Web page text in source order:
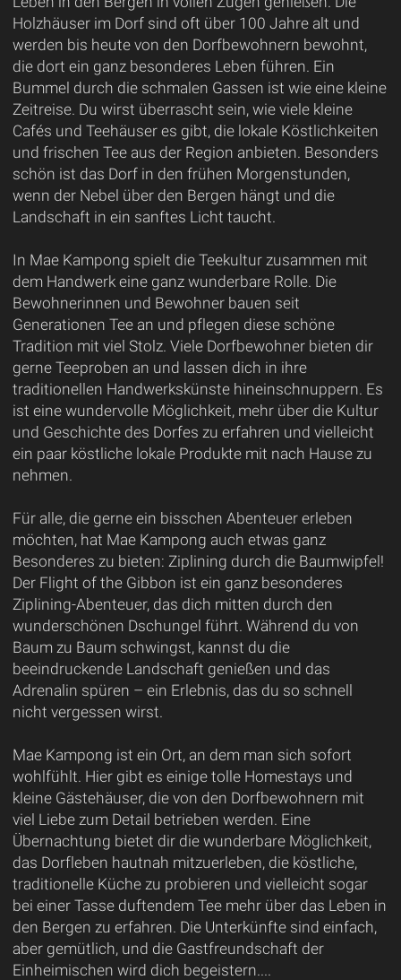
Holzhäuser im Dorf sind oft über 100 Jahre alt und
werden bis heute von den Dorfbewohnern bewohnt,
die dort ein ganz besonderes Leben führen. Ein
Bummel durch die schmalen Gassen ist wie eine kleine
Zeitreise. Du wirst überrascht sein, wie viele kleine
Cafés und Teehäuser es gibt, die lokale Köstlichkeiten
und frischen Tee aus der Region anbieten. Besonders
schön ist das Dorf in den frühen Morgenstunden,
wenn der Nebel über den Bergen hängt und die
Landschaft in ein sanftes Licht taucht.
In Mae Kampong spielt die Teekultur zusammen mit
dem Handwerk eine ganz wunderbare Rolle. Die
Bewohnerinnen und Bewohner bauen seit
Generationen Tee an und pflegen diese schöne
Tradition mit viel Stolz. Viele Dorfbewohner bieten dir
gerne Teeproben an und lassen dich in ihre
traditionellen Handwerkskünste hineinschnuppern. Es
ist eine wundervolle Möglichkeit, mehr über die Kultur
und Geschichte des Dorfes zu erfahren und vielleicht
ein paar köstliche lokale Produkte mit nach Hause zu
nehmen.
Für alle, die gerne ein bisschen Abenteuer erleben
möchten, hat Mae Kampong auch etwas ganz
Besonderes zu bieten: Ziplining durch die Baumwipfel!
Der Flight of the Gibbon ist ein ganz besonderes
Ziplining-Abenteuer, das dich mitten durch den
wunderschönen Dschungel führt. Während du von
Baum zu Baum schwingst, kannst du die
beeindruckende Landschaft genießen und das
Adrenalin spüren – ein Erlebnis, das du so schnell
nicht vergessen wirst.
Mae Kampong ist ein Ort, an dem man sich sofort
wohlfühlt. Hier gibt es einige tolle Homestays und
kleine Gästehäuser, die von den Dorfbewohnern mit
viel Liebe zum Detail betrieben werden. Eine
Übernachtung bietet dir die wunderbare Möglichkeit,
das Dorfleben hautnah mitzuerleben, die köstliche,
traditionelle Küche zu probieren und vielleicht sogar
bei einer Tasse duftendem Tee mehr über das Leben in
den Bergen zu erfahren. Die Unterkünfte sind einfach,
aber gemütlich, und die Gastfreundschaft der
Einheimischen wird dich begeistern....